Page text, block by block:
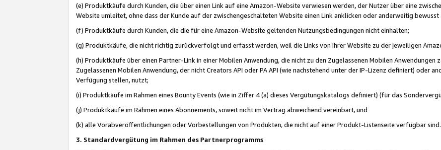
(e) Produktkäufe durch Kunden, die über einen Link auf eine Amazon-Website verwiesen werden, der Nutzer über eine
Website umleitet, ohne dass der Kunde auf der zwischengeschalteten Website einen Link anklicken oder anderweitig bewusst
(f) Produktkäufe durch Kunden, die die für eine Amazon-Website geltenden Nutzungsbedingungen nicht einhalten;
(g) Produktkäufe, die nicht richtig zurückverfolgt und erfasst werden, weil die Links von Ihrer Website zu der jeweiligen
(h) Produktkäufe über einen Partner-Link in einer Mobilen Anwendung, die nicht zu den Zugelassenen Mobilen Anwendungen
Zugelassenen Mobilen Anwendung, der nicht Creators API oder PA API (wie nachstehend unter der IP-Lizenz definiert) oder
Verfügung stellen, nutzt;
(i) Produktkäufe im Rahmen eines Bounty Events (wie in Ziffer 4 (a) dieses Vergütungskatalogs definiert) (für das
(j) Produktkäufe im Rahmen eines Abonnements, soweit nicht im Vertrag abweichend vereinbart, und
(k) alle Vorabveröffentlichungen oder Vorbestellungen von Produkten, die nicht auf einer Produkt-Listenseite verfügbar sind.
3. Standardvergütung im Rahmen des Partnerprogramms